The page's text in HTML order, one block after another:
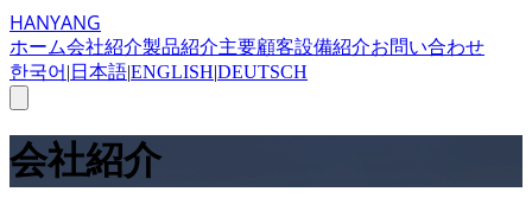
HANYANG
ホーム会社紹介製品紹介主要顧客設備紹介お問い合わせ
한국어 | 日本語|ENGLISH|DEUTSCH
会社紹介